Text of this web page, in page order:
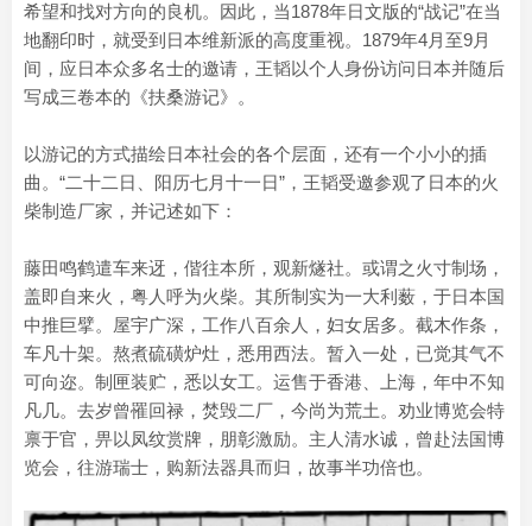
希望和找对方向的良机。因此，当1878年日文版的“战记”在当
地翻印时，就受到日本维新派的高度重视。1879年4月至9月
间，应日本众多名士的邀请，王韬以个人身份访问日本并随后
写成三卷本的《扶桑游记》。
以游记的方式描绘日本社会的各个层面，还有一个小小的插
曲。“二十二日、阳历七月十一日”，王韬受邀参观了日本的火
柴制造厂家，并记述如下：
藤田鸣鹤遣车来迓，偕往本所，观新燧社。或谓之火寸制场，
盖即自来火，粤人呼为火柴。其所制实为一大利薮，于日本国
中推巨擘。屋宇广深，工作八百余人，妇女居多。截木作条，
车凡十架。熬煮硫磺炉灶，悉用西法。暂入一处，已觉其气不
可向迩。制匣装贮，悉以女工。运售于香港、上海，年中不知
凡几。去岁曾罹回禄，焚毁二厂，今尚为荒土。劝业博览会特
禀于官，畀以凤纹赏牌，朋彰激励。主人清水诚，曾赴法国博
览会，往游瑞士，购新法器具而归，故事半功倍也。